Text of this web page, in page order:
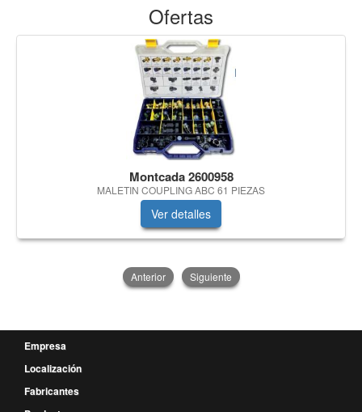
Ofertas
Montcada 2600958
MALETIN COUPLING ABC 61 PIEZAS
Ver detalles
Anterior Siguiente
Empresa
Localización
Fabricantes